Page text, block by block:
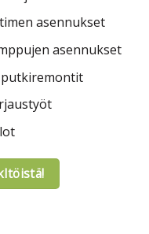
asennukset
asennukset